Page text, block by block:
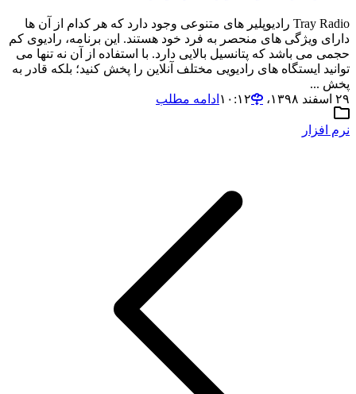
Tray Radio رادیوپلیر های متنوعی وجود دارد که هر کدام از آن ها
دارای ویژگی های منحصر به فرد خود هستند. این برنامه، رادیوی کم
حجمی می باشد که پتانسیل بالایی دارد. با استفاده از آن نه تنها می
توانید ایستگاه های رادیویی مختلف آنلاین را پخش کنید؛ بلکه قادر به
پخش ...
۲۹ اسفند ۱۳۹۸،‏ ۱۰:۱۲
ادامه مطلب
نرم افزار